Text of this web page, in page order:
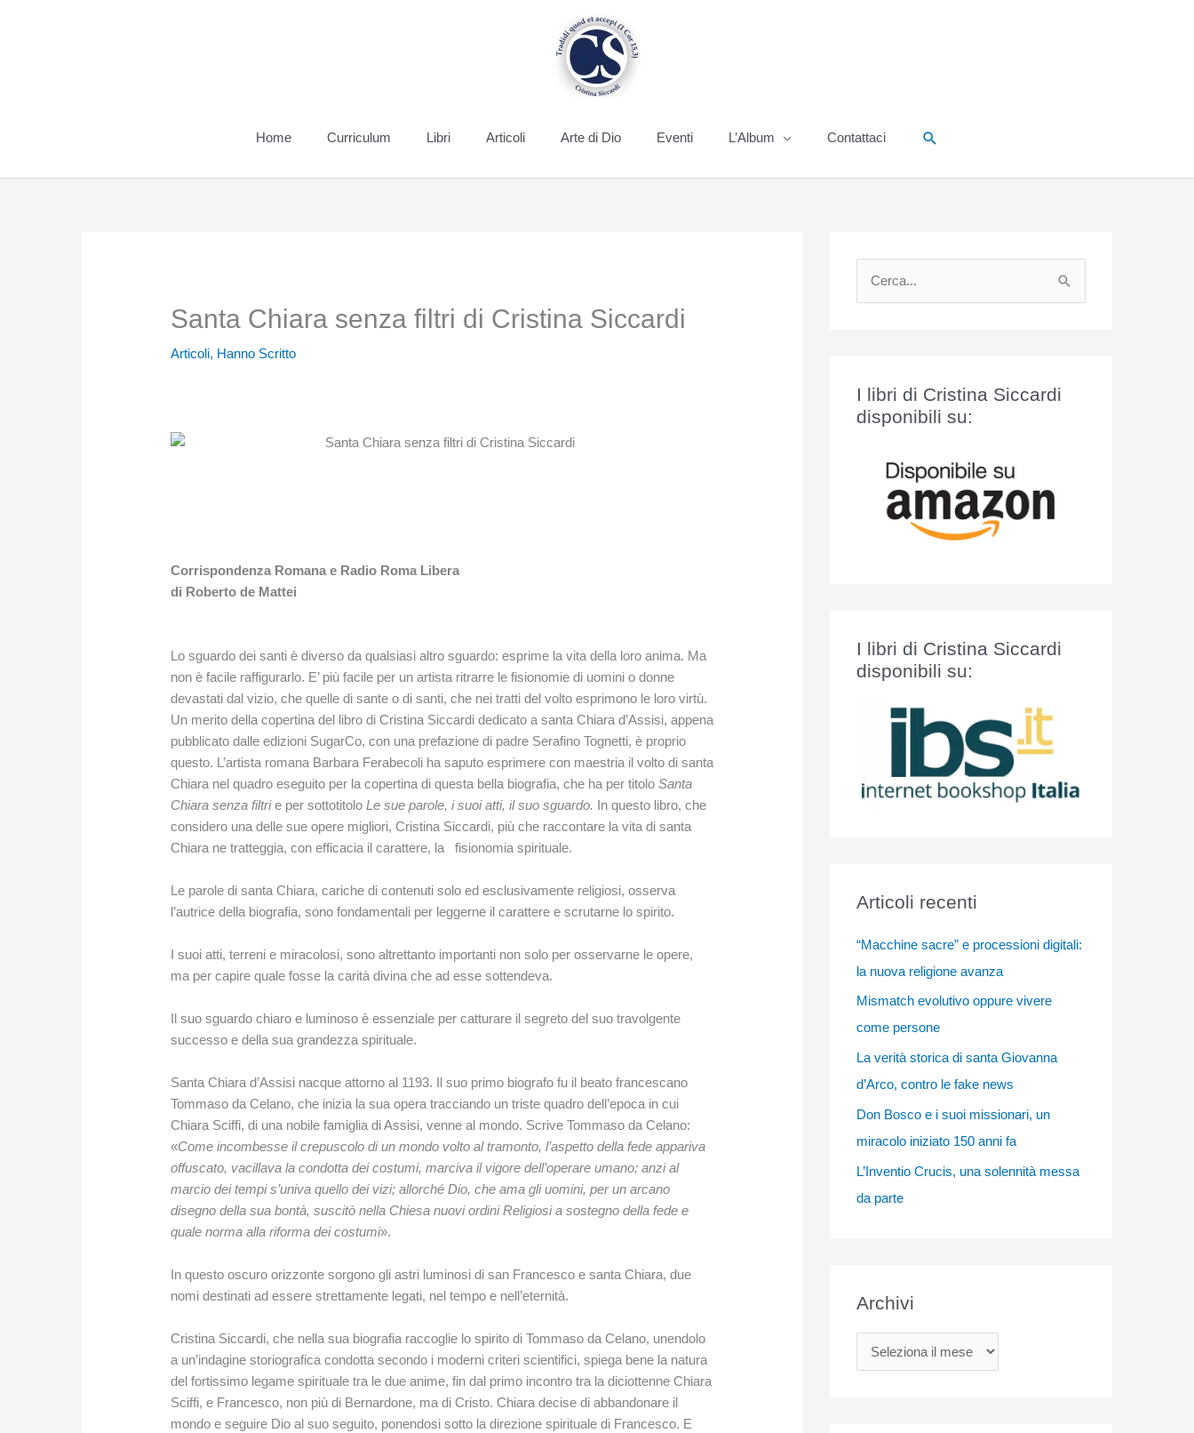
Home Curriculum Libri Articoli Arte di Dio Eventi L’Album Contattaci Cerca
Santa Chiara senza filtri di Cristina Siccardi
Articoli, Hanno Scritto
Corrispondenza Romanae Radio Roma Libera
di Roberto de Mattei
Lo sguardo dei santi è diverso da qualsiasi altro sguardo: esprime la vita della loro anima. Ma
non è facile raffigurarlo. E’ più facile per un artista ritrarre le fisionomie di uomini o donne
devastati dal vizio, che quelle di sante o di santi, che nei tratti del volto esprimono le loro virtù.
Un merito della copertina del libro di Cristina Siccardi dedicato a santa Chiara d’Assisi, appena
pubblicato dalle edizioni SugarCo, con una prefazione di padre Serafino Tognetti, è proprio
questo. L’artista romana Barbara Ferabecoli ha saputo esprimere con maestria il volto di santa
Chiara nel quadro eseguito per la copertina di questa bella biografia, che ha per titoloSanta
Chiara senza filtrie per sottotitoloLe sue parole, i suoi atti, il suo sguardo. In questo libro, che
considero una delle sue opere migliori, Cristina Siccardi, più che raccontare la vita di santa
Chiara ne tratteggia, con efficacia il carattere, la fisionomia spirituale.
Le parole di santa Chiara, cariche di contenuti solo ed esclusivamente religiosi, osserva
l’autrice della biografia, sono fondamentali per leggerne il carattere e scrutarne lo spirito.
I suoi atti, terreni e miracolosi, sono altrettanto importanti non solo per osservarne le opere,
ma per capire quale fosse la carità divina che ad esse sottendeva.
Il suo sguardo chiaro e luminoso è essenziale per catturare il segreto del suo travolgente
successo e della sua grandezza spirituale.
Santa Chiara d’Assisi nacque attorno al 1193. Il suo primo biografo fu il beato francescano
Tommaso da Celano, che inizia la sua opera tracciando un triste quadro dell’epoca in cui
Chiara Sciffi, di una nobile famiglia di Assisi, venne al mondo. Scrive Tommaso da Celano:
«Come incombesse il crepuscolo di un mondo volto al tramonto, l’aspetto della fede appariva
offuscato, vacillava la condotta dei costumi, marciva il vigore dell’operare umano; anzi al
marcio dei tempi s’univa quello dei vizi; allorché Dio, che ama gli uomini, per un arcano
disegno della sua bontà, suscitò nella Chiesa nuovi ordini Religiosi a sostegno della fede e
quale norma alla riforma dei costumi».
In questo oscuro orizzonte sorgono gli astri luminosi di san Francesco e santa Chiara, due
nomi destinati ad essere strettamente legati, nel tempo e nell’eternità.
Cristina Siccardi, che nella sua biografia raccoglie lo spirito di Tommaso da Celano, unendolo
a un’indagine storiografica condotta secondo i moderni criteri scientifici, spiega bene la natura
del fortissimo legame spirituale tra le due anime, fin dal primo incontro tra la diciottenne Chiara
Sciffi, e Francesco, non più di Bernardone, ma di Cristo. Chiara decise di abbandonare il
mondo e seguire Dio al suo seguito, ponendosi sotto la direzione spirituale di Francesco. E
:I libri di Cristina Siccardi
disponibili su:
I libri di Cristina Siccardi
disponibili su:
Articoli recenti
“Macchine sacre” e processioni digitali:
la nuova religione avanza
Mismatch evolutivo oppure vivere
come persone
La verità storica di santa Giovanna
d’Arco, contro le fake news
Don Bosco e i suoi missionari, un
miracolo iniziato 150 anni fa
L’Inventio Crucis, una solennità messa
da parte
Archivi
r